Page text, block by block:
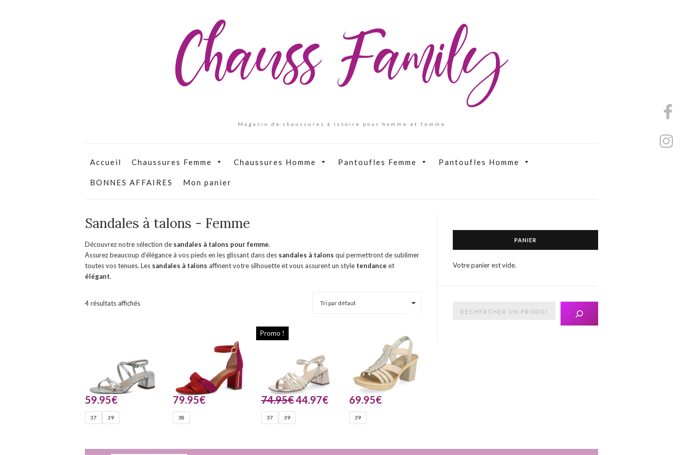
Chauss Family
Magasin de chaussures à Issoire pour homme et femme
Accueil Chaussures Femme Chaussures Homme Pantoufles Femme Pantoufles Homme
BONNES AFFAIRES Mon panier
Sandales à talons - Femme
Découvrez notre sélection de sandales à talons pour femme.
Assurez beaucoup d’élégance à vos pieds en les glissant dans des sandales à talons qui permettront de sublimer
toutes vos tenues. Les sandales à talons affinent votre silhouette et vous assurent un style tendance et
élégant.
4 résultats affichés
59.95€
37 39
79.95€
38
Promo !
74.95€44.97€
37 39
69.95€
39
PANIER
Votre panier est vide.